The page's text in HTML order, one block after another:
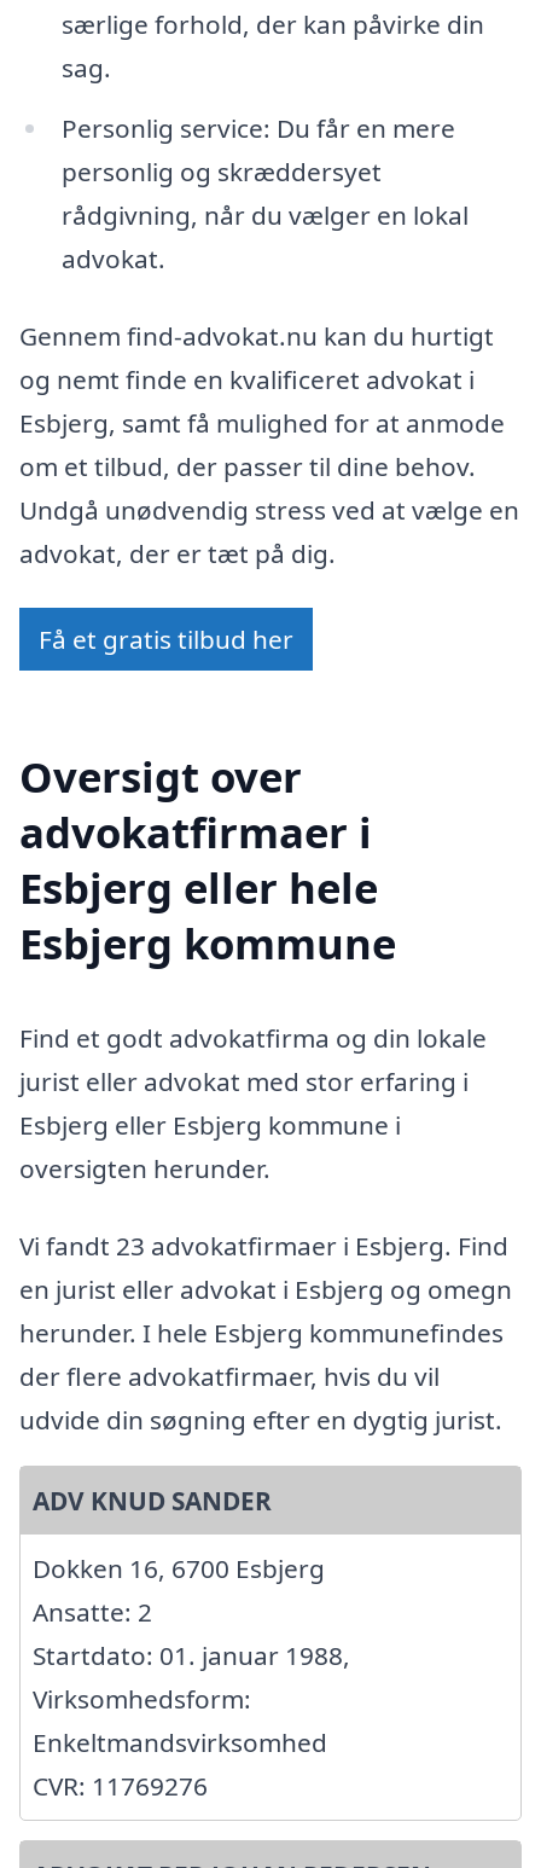
særlige forhold, der kan påvirke din
sag.
Personlig service: Du får en mere
personlig og skræddersyet
rådgivning, når du vælger en lokal
advokat.
Gennem find-advokat.nu kan du hurtigt
og nemt finde en kvalificeret advokat i
Esbjerg, samt få mulighed for at anmode
om et tilbud, der passer til dine behov.
Undgå unødvendig stress ved at vælge en
advokat, der er tæt på dig.
Få et gratis tilbud her
Oversigt over
advokatfirmaer i
Esbjerg eller hele
Esbjerg kommune
Find et godt advokatfirma og din lokale
jurist eller advokat med stor erfaring i
Esbjerg eller Esbjerg kommune i
oversigten herunder.
Vi fandt 23 advokatfirmaer i Esbjerg. Find
en jurist eller advokat i Esbjerg og omegn
herunder. I hele Esbjerg kommunefindes
der flere advokatfirmaer, hvis du vil
udvide din søgning efter en dygtig jurist.
ADV KNUD SANDER
Dokken 16, 6700 Esbjerg
Ansatte: 2
Startdato: 01. januar 1988,
Virksomhedsform:
Enkeltmandsvirksomhed
CVR: 11769276